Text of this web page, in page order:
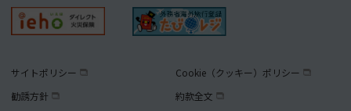
サイトポリシー
Cookie（クッキー）ポリシー
勧誘方針
約款全文